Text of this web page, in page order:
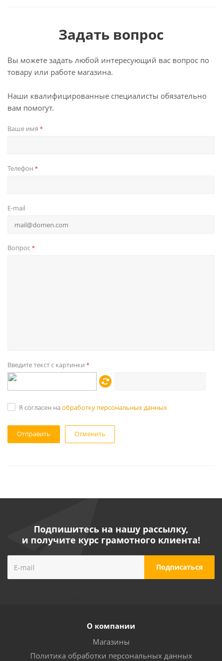
Задать вопрос
Вы можете задать любой интересующий вас вопрос по
товару или работе магазина.
Наши квалифицированные специалисты обязательно
вам помогут.
Ваше имя *
Телефон *
E-mail
Вопрос*
Введите текст с картинки *
Я согласен на обработку персональных данных
Отменить
Подпишитесь на нашу рассылку,
и получите курс грамотного клиента!
О компании
Магазины
Политика обработки персональных данных